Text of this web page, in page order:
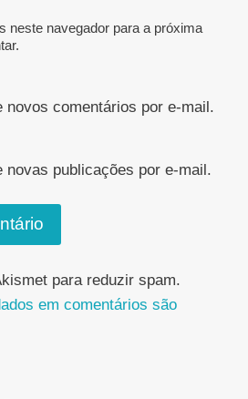
neste navegador para a próxima
novos comentários por e-mail.
novas publicações por e-mail.
para reduzir spam.
em comentários são